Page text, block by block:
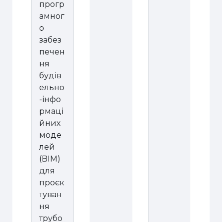
прогр
амног
о
забез
печен
ня
будів
ельно
-інфо
рмаці
йних
моде
лей
(BIM)
для
проєк
туван
ня
трубо